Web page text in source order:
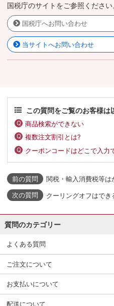
国税庁のサイトをご参照ください
国税庁へお問い合わせ
当サイトへお問い合わせ
この質問をご覧のお客様
商品検索ができない
複数注文割引とは?
クーポンコードはどこで入力
関税・輸入消費税等は
クーリングオフはでき
質問のカテゴリー
よくある質問
ご注文について
お支払いについて
配送について